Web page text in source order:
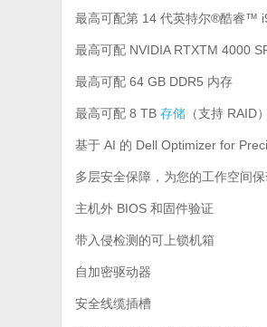
最高可配第 14 代英特尔®酷睿™
最高可配 NVIDIA RTXTM 4000
最高可配 64 GB DDR5 内存
最高可配 8 TB存储 （支持 RAID）
基于 AI 的 Dell Optimizer for
多层安全保障，为您的工作空间
主机外 BIOS 和固件验证
带入侵检测的可上锁机箱
自加密驱动器
安全线缆插槽